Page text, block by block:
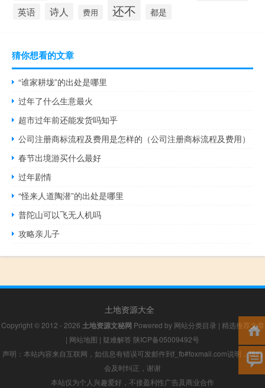
英语 诗人 费用 还不 都是
猜你想看的文章
“谁家耕垅”的出处是哪里
过年了什么生意最火
超市过年前还能发货吗知乎
公司注册商标流程及费用是怎样的（公司注册商标流程及费用）
春节出境游买什么最好
过年剧情
“怪来人道陶潜”的出处是哪里
普陀山可以飞无人机吗
攻略亲儿子
土地资源大全
Copyright © 2012 - 2026 土地资源文秘网 Powered by 网站分类目录 | 精选推荐文章
| 网站地图 | 疑难解答 陕ICP备05009492号
声明：本站内容来自互联网，如信息有错误可发邮件到f_fb#foxmail.com说明，我们
会及时纠正，谢谢
本站仅为个人兴趣爱好，不接盈利性广告及商业合作